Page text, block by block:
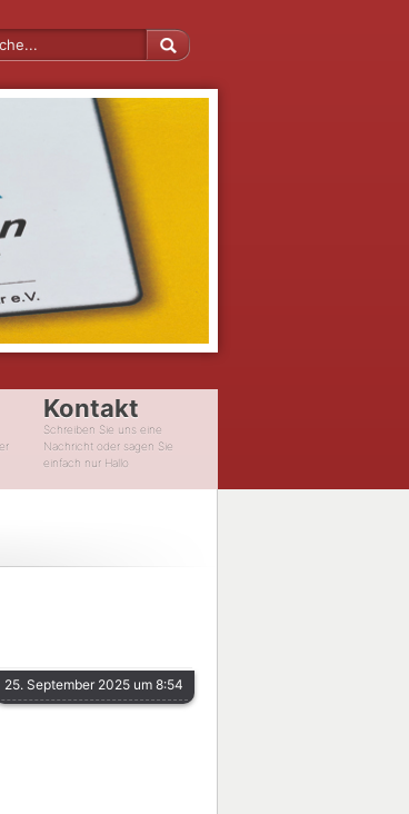
Kontakt
Schreiben Sie uns eine
Nachricht oder sagen Sie
einfach nur Hallo
25. September 2025 um 8:54